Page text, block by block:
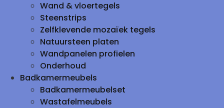
Wand & vloertegels
Steenstrips
Zelfklevende mozaïek tegels
Natuursteen platen
Wandpanelen profielen
Onderhoud
Badkamermeubels
Badkamermeubelset
Wastafelmeubels